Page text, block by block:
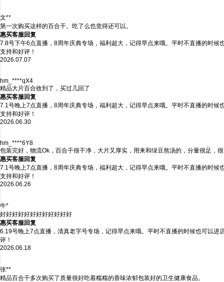
文**
第一次购买这样的百合干。吃了么也觉得还可以。
惠买客服回复
7.8号下午6点直播，8周年庆典专场，福利超大，记得早点来哦。平时不直播的时
支持和好评！
2026.07.07
hm_****qX4
精品大片百合收到了，买过几回了
惠买客服回复
7.1号晚上7点直播，8周年庆典专场，福利超大，记得早点来哦。平时不直播的时
支持和好评！
2026.06.30
hm_****6Y8
包装完好，物流Ok，百合干很干净，大片又厚实，用来和绿豆熬汤的，分量很足，
惠买客服回复
7.1号晚上7点直播，8周年庆典专场，福利超大，记得早点来哦。平时不直播的时
支持和好评！
2026.06.26
牛*
好好好好好好好好好好好好
惠买客服回复
6.19号晚上7点直播，清真老字号专场，记得早点来哦。平时不直播的时候也可以
评！
2026.06.18
张**
精品百合干多次购买了质量很好吃着糯糯的香味浓郁包装好的卫生健康食品。